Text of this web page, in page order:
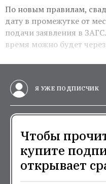
По новым правилам,
дату в промежутке от
подачи заявления в
время можно будет через
Я УЖЕ ПОДПИСЧИК
Чтобы
купите
открывает